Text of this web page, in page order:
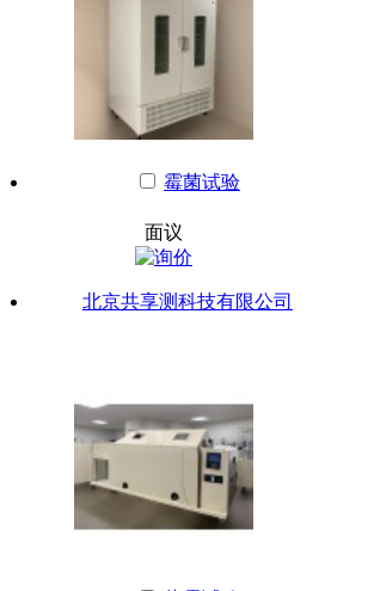
霉菌试验
面议
北京共享测科技有限公司